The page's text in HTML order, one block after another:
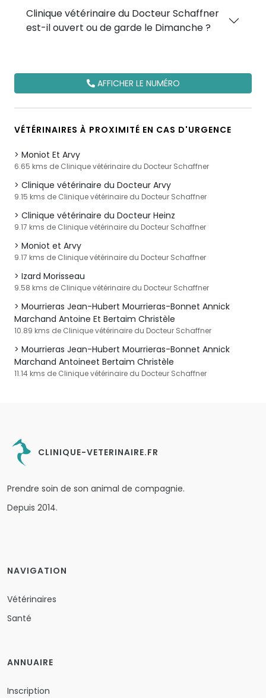
Clinique vétérinaire du Docteur Schaffner
est-il ouvert ou de garde le Dimanche ?
AFFICHER LE NUMÉRO
VÉTÉRINAIRES À PROXIMITÉ EN CAS D'URGENCE
Moniot Et Arvy
6.65 kms de Clinique vétérinaire du Docteur Schaffner
Clinique vétérinaire du Docteur Arvy
9.15 kms de Clinique vétérinaire du Docteur Schaffner
Clinique vétérinaire du Docteur Heinz
9.17 kms de Clinique vétérinaire du Docteur Schaffner
Moniot et Arvy
9.17 kms de Clinique vétérinaire du Docteur Schaffner
Izard Morisseau
9.58 kms de Clinique vétérinaire du Docteur Schaffner
Mourrieras Jean-Hubert Mourrieras-Bonnet Annick
Marchand Antoine Et Bertaim Christèle
10.89 kms de Clinique vétérinaire du Docteur Schaffner
Mourrieras Jean-Hubert Mourrieras-Bonnet Annick
Marchand Antoineet Bertaim Christèle
11.14 kms de Clinique vétérinaire du Docteur Schaffner
CLINIQUE-VETERINAIRE.FR
Prendre soin de son animal de compagnie.
Depuis 2014.
NAVIGATION
Vétérinaires
Santé
ANNUAIRE
Inscription